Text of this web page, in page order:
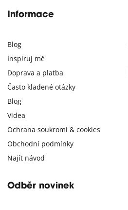
Informace
Blog
Inspiruj mě
Doprava a platba
Často kladené otázky
Blog
Videa
Ochrana soukromí & cookies
Obchodní podmínky
Najít návod
Odběr novinek